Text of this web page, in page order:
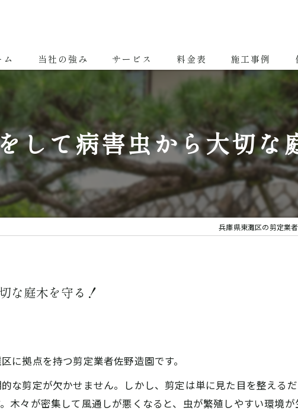
ム 当社の強み サービス
除草・草刈り
伐採
庭園管理
料金表 施工事例
して病害虫から大切な
兵庫県東灘区の剪定業
な庭木を守る！
に拠点を持つ剪定業者佐野造園です。
な剪定が欠かせません。しかし、剪定は単に見た目を整える
木々が密集して風通しが悪くなると、虫が繁殖しやすい環境